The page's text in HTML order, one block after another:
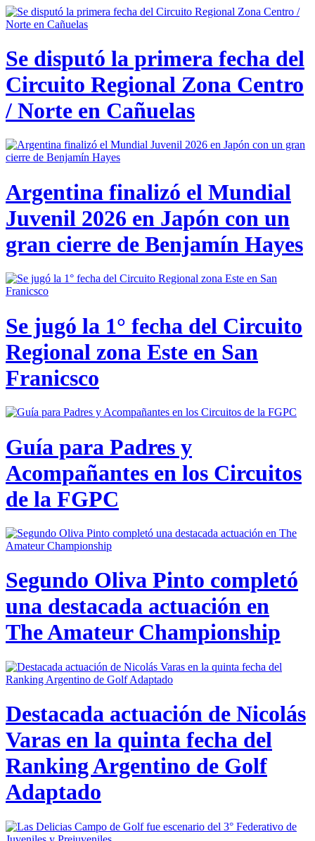
Se disputó la primera fecha del
Circuito Regional Zona Centro
/ Norte en Cañuelas
Argentina finalizó el Mundial
Juvenil 2026 en Japón con un
gran cierre de Benjamín Hayes
Se jugó la 1° fecha del Circuito
Regional zona Este en San
Franicsco
Guía para Padres y
Acompañantes en los Circuitos
de la FGPC
Segundo Oliva Pinto completó
una destacada actuación en
The Amateur Championship
Destacada actuación de Nicolás
Varas en la quinta fecha del
Ranking Argentino de Golf
Adaptado